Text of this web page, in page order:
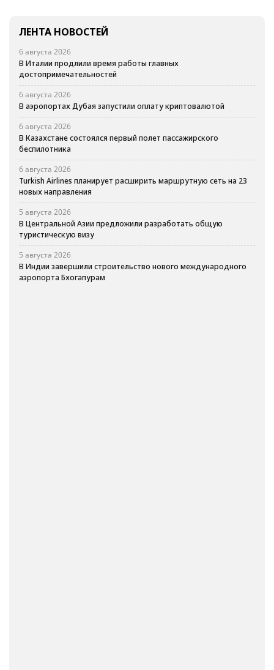
ЛЕНТА НОВОСТЕЙ
6 августа 2026
В Италии продлили время работы главных
достопримечательностей
6 августа 2026
В аэропортах Дубая запустили оплату криптовалютой
6 августа 2026
В Казахстане состоялся первый полет пассажирского
беспилотника
6 августа 2026
Turkish Airlines планирует расширить маршрутную сеть на 23
новых направления
5 августа 2026
В Центральной Азии предложили разработать общую
туристическую визу
5 августа 2026
В Индии завершили строительство нового международного
аэропорта Бхогапурам